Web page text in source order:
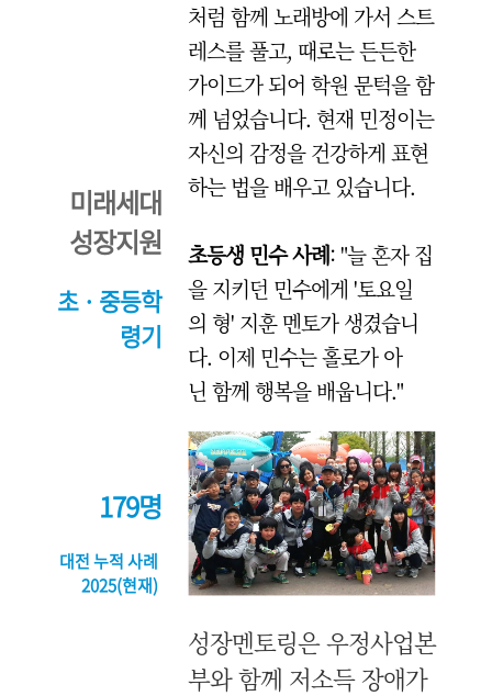
미래세대
성장지원
초 · 중등학
령기
179명
대전 누적 사례
2025(현재)
처럼 함께 노래방에 가서 스트
레스를 풀고, 때로는 든든한
가이드가 되어 학원 문턱을 함
께 넘었습니다. 현재 민정이는
자신의 감정을 건강하게 표현
하는 법을 배우고 있습니다.
초등생 민수 사례: "늘 혼자 집
을 지키던 민수에게 '토요일
의 형' 지훈 멘토가 생겼습니
다. 이제 민수는 홀로가 아
닌 함께 행복을 배웁니다."
성장멘토링은 우정사업본
부와 함께 저소득 장애가